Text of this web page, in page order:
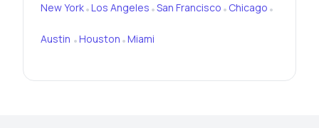
New York•Los Angeles •San Francisco • Chicago •
Austin •Houston •Miami